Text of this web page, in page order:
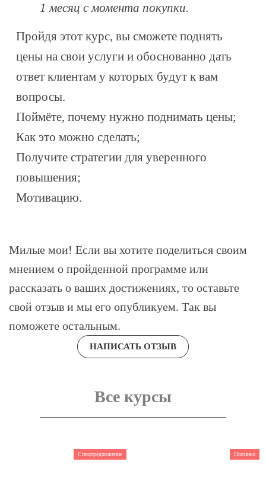
1 месяц с момента покупки.
Пройдя этот курс, вы сможете поднять
цены на свои услуги и обоснованно дать
ответ клиентам у которых будут к вам
вопросы.
Поймёте, почему нужно поднимать цены;
Как это можно сделать;
Получите стратегии для уверенного
повышения;
Мотивацию.
Милые мои! Если вы хотите поделиться своим
мнением о пройденной программе или
рассказать о ваших достижениях, то оставьте
свой отзыв и мы его опубликуем. Так вы
поможете остальным.
НАПИСАТЬ ОТЗЫВ
Все курсы
Спецпредложение Новинка